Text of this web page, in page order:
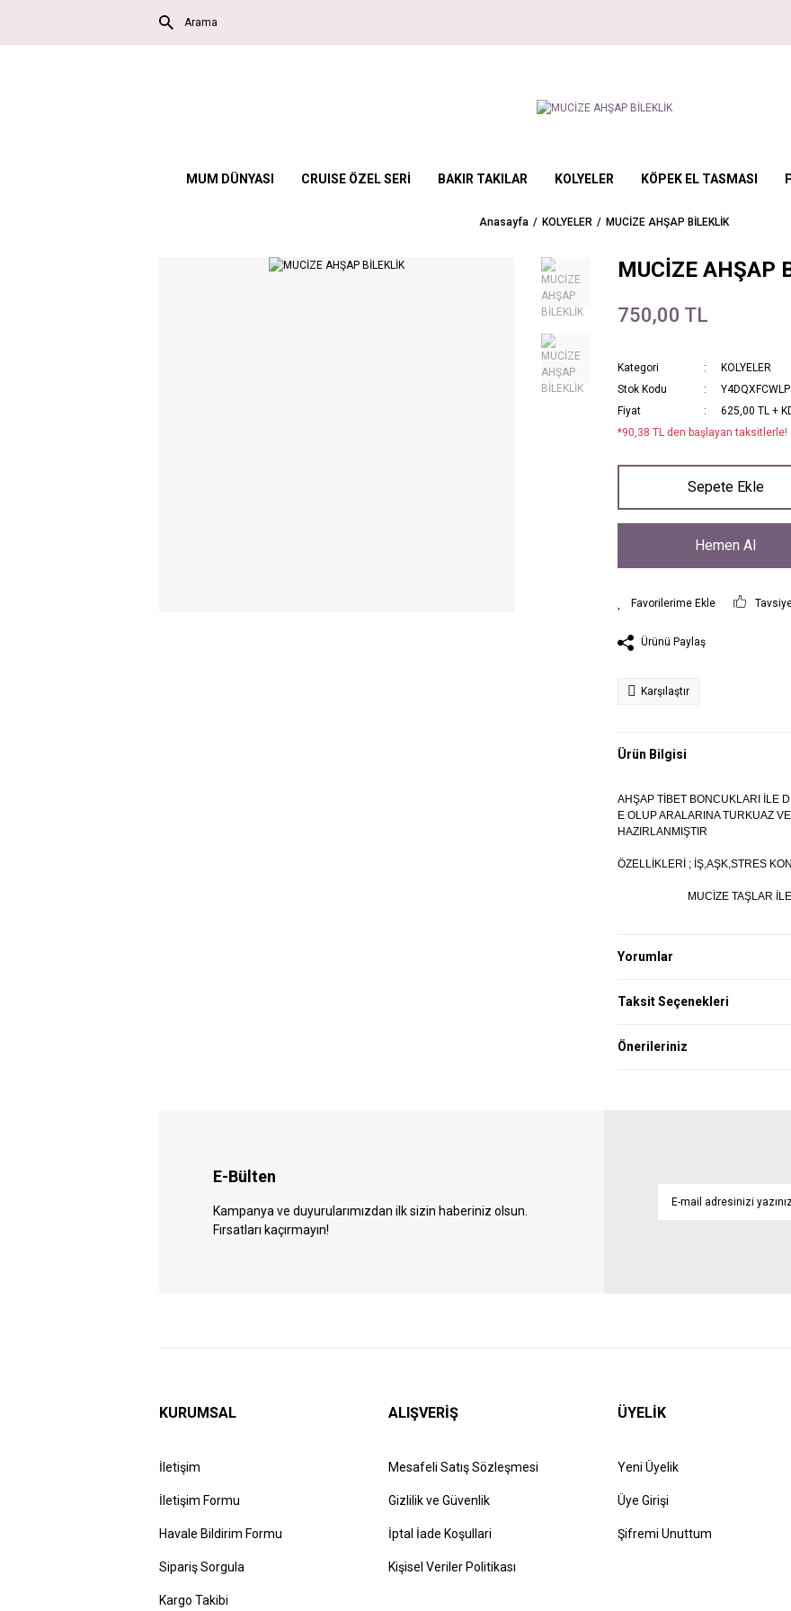
MUM DÜNYASI CRUISE ÖZEL SERİ BAKIR TAKILAR KOLYELER KÖPEK EL TASMASI
Anasayfa KOLYELER MUCİZE AHŞAP BİLEKLİK
MUCİZE AHŞAP
750,00 TL
Kategori
KOLYELER
Stok Kodu
Y4DQXFCWLP
Fiyat
625,00 TL +
*90,38 TL den başlayan taksitlerle!
Sepete Ekle
Hemen Al
Ürünü Paylaş
Karşılaştır
Ürün Bilgisi
AHŞAP TİBET BONCUKLARI İLE
E OLUP ARALARINA TURKUAZ
HAZIRLANMIŞTIR
ÖZELLİKLERİ ; İŞ,AŞK,STRES
MUCİZE TAŞLAR İLE
Yorumlar
Taksit Seçenekleri
Önerileriniz
E-Bülten
Kampanya ve duyurularımızdan ilk sizin haberiniz olsun.
Fırsatları kaçırmayın!
KURUMSAL
İletişim
İletişim Formu
Havale Bildirim Formu
Sipariş Sorgula
Kargo Takibi
ALIŞVERİŞ
Mesafeli Satış Sözleşmesi
Gizlilik ve Güvenlik
İptal İade Koşullari
Kişisel Veriler Politikası
ÜYELİK
Yeni Üyelik
Üye Girişi
Şifremi Unuttum